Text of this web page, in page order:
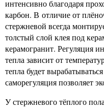
интенсивно благодаря
карбон. В отличие от
стержневой всегда
толстый слой клея под
керамогранит. Регуляция
тепла зависит от
тепла будет
саморегуляция позволяет
У стержневого тёплого